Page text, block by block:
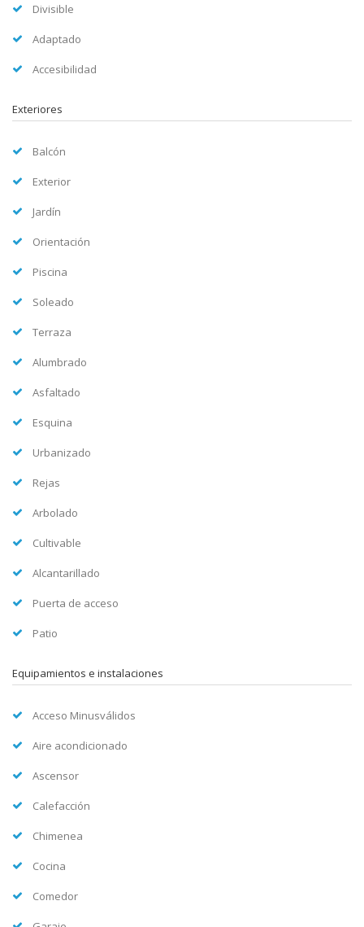
Divisible
Adaptado
Accesibilidad
Exteriores
Balcón
Exterior
Jardín
Orientación
Piscina
Soleado
Terraza
Alumbrado
Asfaltado
Esquina
Urbanizado
Rejas
Arbolado
Cultivable
Alcantarillado
Puerta de acceso
Patio
Equipamientos e instalaciones
Acceso Minusválidos
Aire acondicionado
Ascensor
Calefacción
Chimenea
Cocina
Comedor